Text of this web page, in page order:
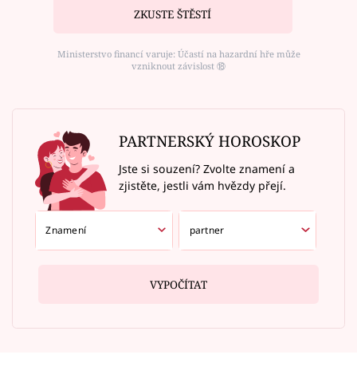
ZKUSTE ŠTĚSTÍ
Ministerstvo financí varuje: Účastí na hazardní hře může
vzniknout závislost ⑱
PARTNERSKÝ HOROSKOP
Jste si souzení? Zvolte znamení a
zjistěte, jestli vám hvězdy přejí.
VYPOČÍTAT